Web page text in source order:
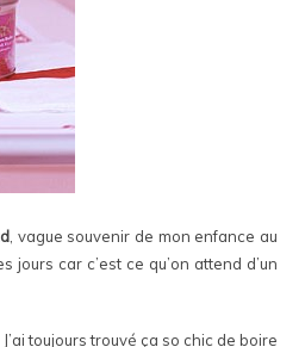
, vague souvenir de mon enfance au
car c’est ce qu’on attend d’un
toujours trouvé ça so chic de boire